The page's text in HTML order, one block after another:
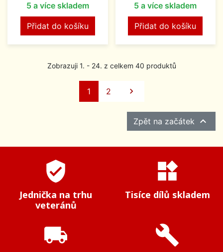
5 a více skladem
Přidat do košíku
5 a více skladem
Přidat do košíku
Zobrazuji 1. - 24. z celkem 40 produktů
1 2 Další

Zpět na začátek 
verified_user
Jednička na trhu
veteránů
widgets
Tisíce dílů skladem
local_shipping build